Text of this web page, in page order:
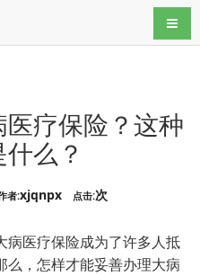
导航
疗保险？这种
么？
者:xjqnpx 点击:次
病医疗保险成为了许多人抵
么，怎样才能妥善办理大病